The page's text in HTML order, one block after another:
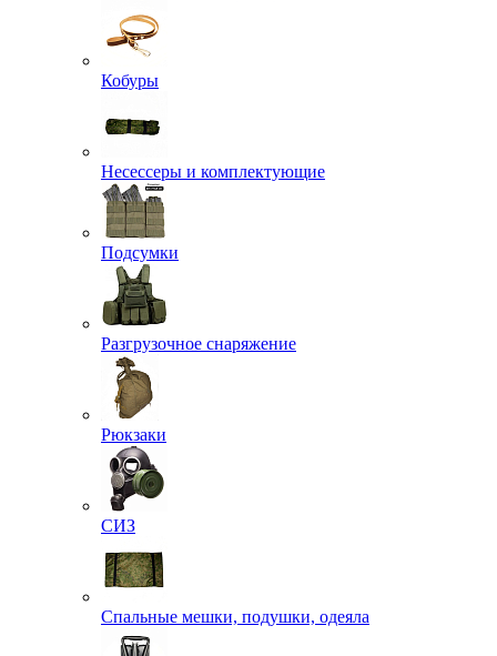
Кобуры
Несессеры и комплектующие
Подсумки
Разгрузочное снаряжение
Рюкзаки
СИЗ
Спальные мешки, подушки, одеяла